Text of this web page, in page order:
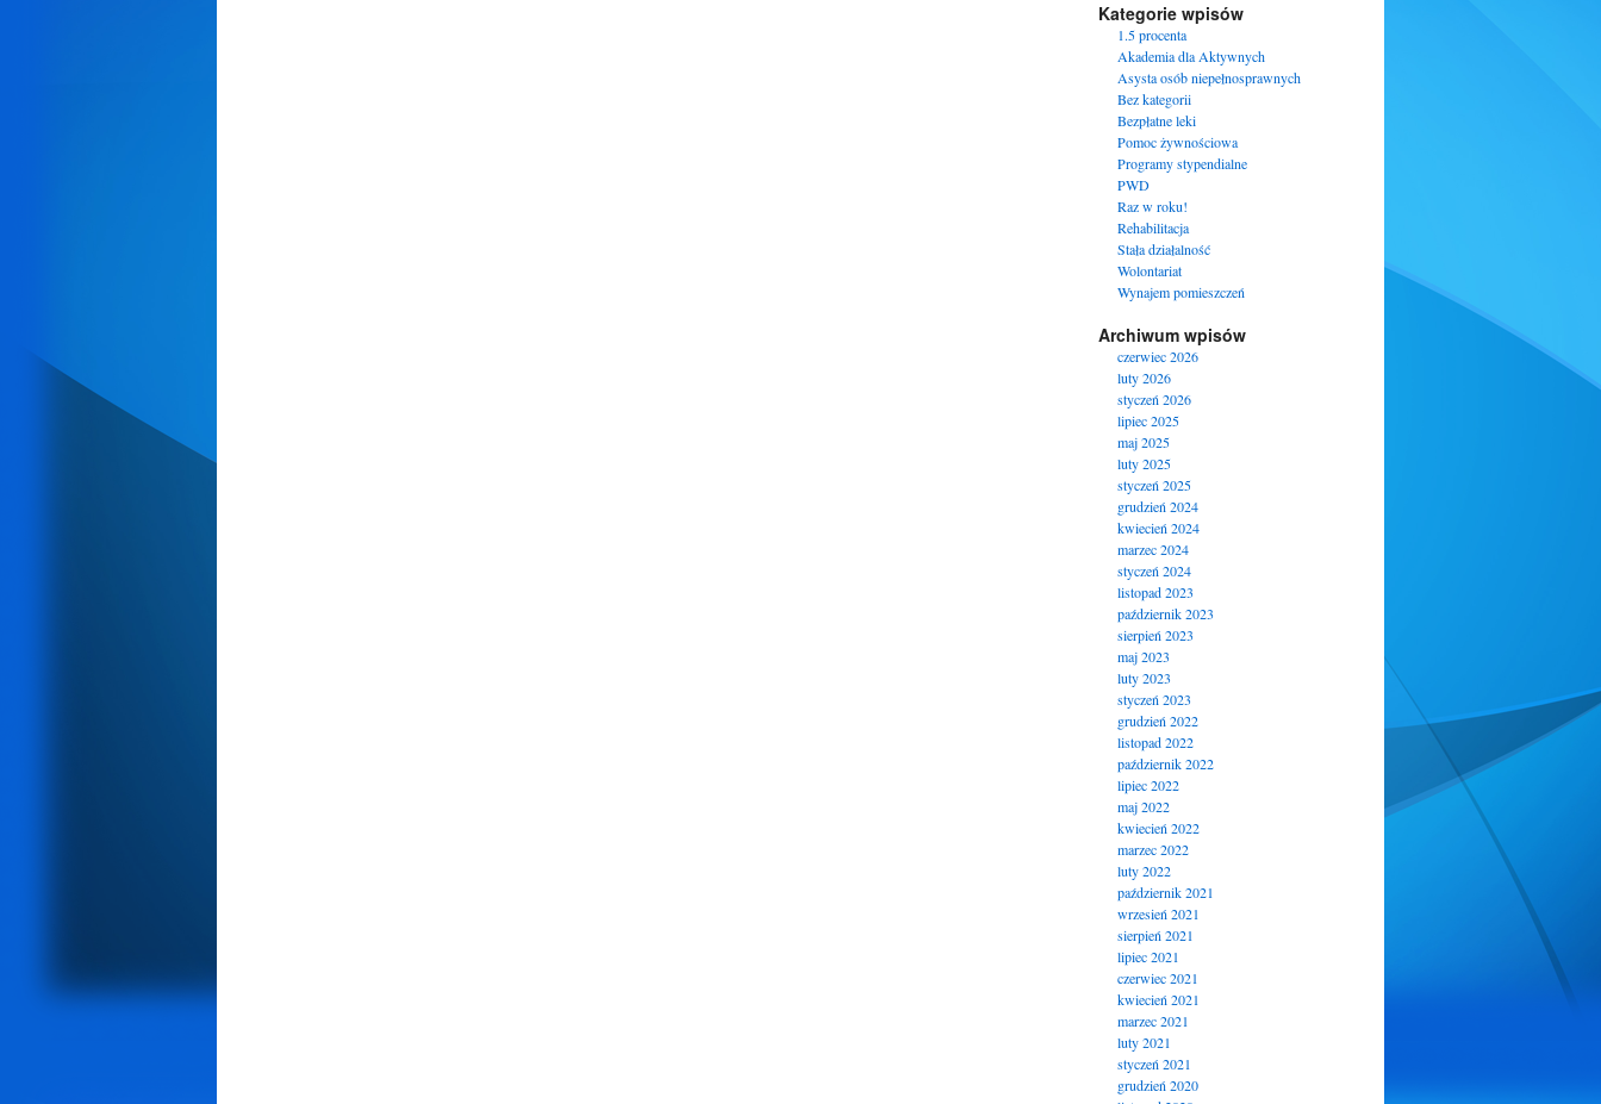
Kategorie wpisów
1.5 procenta
Akademia dla Aktywnych
Asysta osób niepełnosprawnych
Bez kategorii
Bezpłatne leki
Pomoc żywnościowa
Programy stypendialne
PWD
Raz w roku!
Rehabilitacja
Stała działalność
Wolontariat
Wynajem pomieszczeń
Archiwum wpisów
czerwiec 2026
luty 2026
styczeń 2026
lipiec 2025
maj 2025
luty 2025
styczeń 2025
grudzień 2024
kwiecień 2024
marzec 2024
styczeń 2024
listopad 2023
październik 2023
sierpień 2023
maj 2023
luty 2023
styczeń 2023
grudzień 2022
listopad 2022
październik 2022
lipiec 2022
maj 2022
kwiecień 2022
marzec 2022
luty 2022
październik 2021
wrzesień 2021
sierpień 2021
lipiec 2021
czerwiec 2021
kwiecień 2021
marzec 2021
luty 2021
styczeń 2021
grudzień 2020